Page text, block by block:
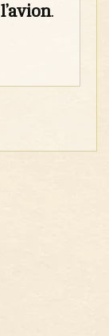
l’avion.